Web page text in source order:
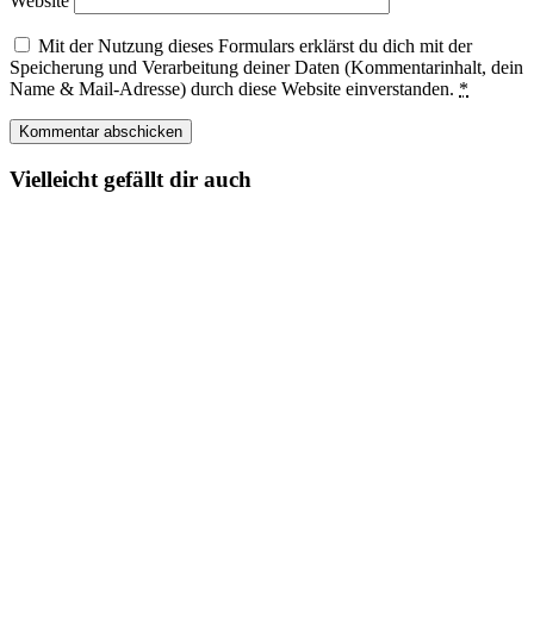
Mit der Nutzung dieses Formulars erklärst du dich mit der
Speicherung und Verarbeitung deiner Daten (Kommentarinhalt, dein
Name & Mail-Adresse) durch diese Website einverstanden. *
Vielleicht gefällt dir auch